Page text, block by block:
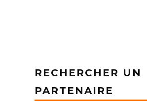
RECHERCHER UN
PARTENAIRE